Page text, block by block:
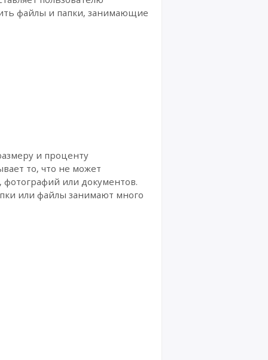
файлы и папки, занимающие
и проценту
то, что не может
или документов.
или файлы занимают много